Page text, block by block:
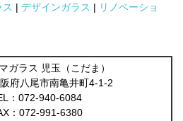
| デザインガラス | リノベーショ
ガラス 児玉（こだま）
府八尾市南亀井町4-1-2
：072-940-6084
：072-991-6380